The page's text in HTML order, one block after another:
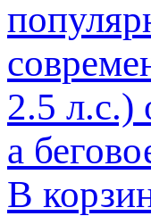
2.5 л.с.)
а
В